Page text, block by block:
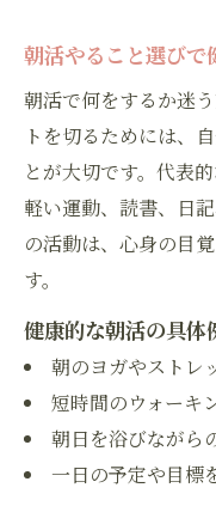
朝活やること選びで
朝活で何をするか迷
トを切るためには、
とが大切です。代表
軽い運動、読書、日
の活動は、心身の目
す。
健康的な朝活の具体
朝のヨガやストレ
短時間のウォーキ
朝日を浴びながら
一日の予定や目標